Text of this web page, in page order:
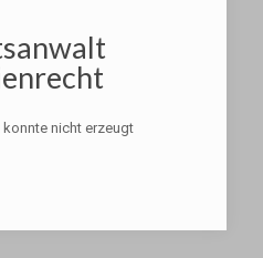
nicht erzeugt